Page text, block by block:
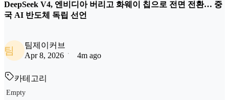
DeepSeek V4, 엔비디아 버리고 화웨이 칩으로 전면 전환… 중
국 AI 반도체 독립 선언
팀
팀제이커브
Apr 8, 2026
4m ago
카테고리
Empty